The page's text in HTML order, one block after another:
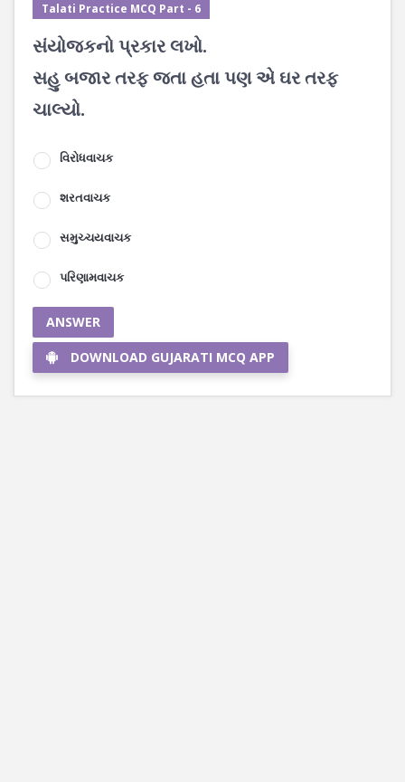
Talati Practice MCQ Part - 6
સંયોજકનો પ્રકાર લખો.
સહુ બજાર તરફ જતા હતા પણ એ ઘર તરફ
ચાલ્યો.
વિરોધવાચક
શરતવાચક
સમુચ્ચયવાચક
પરિણામવાચક
ANSWER
DOWNLOAD GUJARATI MCQ APP